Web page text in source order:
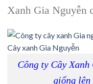
Xanh Gia Nguyễn
Công ty Cây Xanh
giống lên